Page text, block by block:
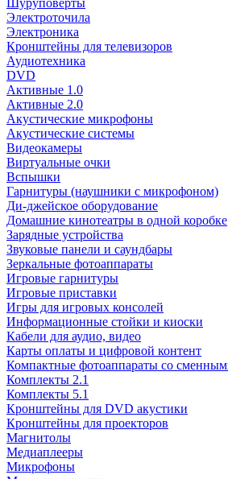
Шуруповерты
Электроточила
Электроника
Кронштейны для телевизоров
Аудиотехника
DVD
Активные 1.0
Активные 2.0
Акустические микрофоны
Акустические системы
Видеокамеры
Виртуальные очки
Вспышки
Гарнитуры (наушники с микрофоном)
Ди-джейское оборудование
Домашние кинотеатры в одной коробке
Зарядные устройства
Звуковые панели и саундбары
Зеркальные фотоаппараты
Игровые гарнитуры
Игровые приставки
Игры для игровых консолей
Информационные стойки и киоски
Кабели для аудио, видео
Карты оплаты и цифровой контент
Компактные фотоаппараты со
Комплекты 2.1
Комплекты 5.1
Кронштейны для DVD акустики
Кронштейны для проекторов
Магнитолы
Медиаплееры
Микрофоны